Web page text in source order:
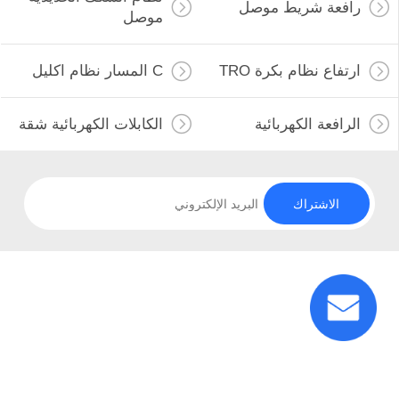
ضبط
الجودة
اتصل
طلب
COMPANY
NEWS
رافعة شريط موصل
41
نظام السكك الحديدية
موصل
99
رافعة شريط موصل
موصل
ارتفاع نظام بكرة TRO C المسار نظام اكليل
الرافعة الكهربائية الكابلات الكهربائية شقة
الاشتراك